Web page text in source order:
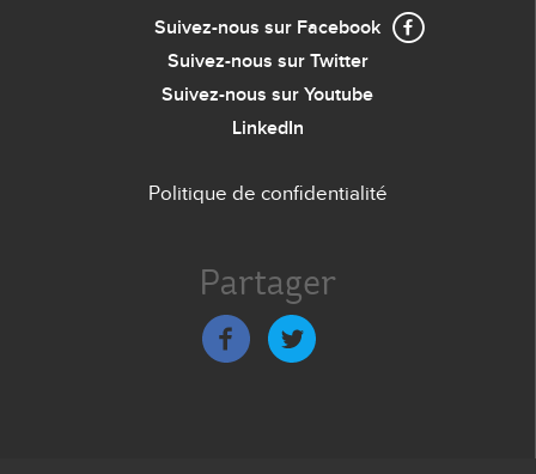
Suivez-nous sur Facebook
Suivez-nous sur Twitter
Suivez-nous sur Youtube
LinkedIn
Politique de confidentialité
Partager